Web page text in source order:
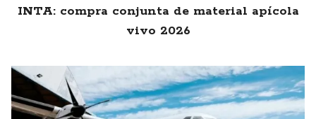
INTA: compra conjunta de material apícola
vivo 2026